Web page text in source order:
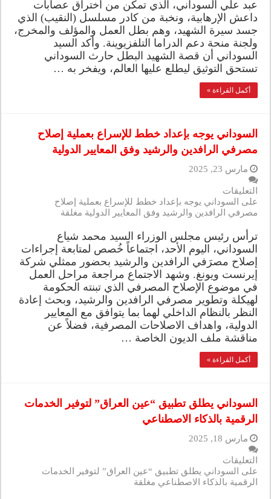
عبد علي السوداني، الذي تمكن من اختراق عصابات
داعش الإرهابية، ونخبة من كادر مسلسل (النقيب) الذي
جسد سيرة الشهيد، وهم بطل العمل والمؤلف والمخرج،
ولجنة منحة دعم الدراما التلفزيوينة. وأكد السيد
السوداني أن قصة الشهيد البطل حارث السوداني
تستحق التوثيق ليطلع عليها العالم، ويفخر به …
أكمل القراءة »
السوداني يوجه بإعداد خطط للإسراع بعملية إصلاح
مصرفي الرافدين والرشيد وفق المعايير الدولية
مارس 23, 2025
التعليقات
على السوداني يوجه بإعداد خطط للإسراع بعملية إصلاح
مصرفي الرافدين والرشيد وفق المعايير الدولية مغلقة
ترأس رئيس مجلس الوزراء السيد محمد شياع
السوداني، اليوم الأحد، اجتماعاً خُصص لمتابعة إجراءات
إصلاح مصرَفي الرافدين والرشيد بحضور ممثلي شركة
إيرنست ويونغ. وشهد الاجتماع مراجعة مراحل العمل
في موضوع الإصلاح المصرفي الذي تبنته الحكومة
لهيكلة وتطوير مصرفي الرافدين والرشيد، وبحث إعادة
النظر بالنظام الداخلي لهما بما يتوافق مع المعايير
الدولية، واهداف الاصلاحات المصرفية، فضلاً عن
مناقشة ملف الديون الخاصة …
أكمل القراءة »
السوداني يطلق تطبيق “عين العراق” لتوفير الخدمات
الرقمية بالذكاء الاصطناعي
مارس 18, 2025
التعليقات
على السوداني يطلق تطبيق “عين العراق” لتوفير الخدمات
الرقمية بالذكاء الاصطناعي مغلقة